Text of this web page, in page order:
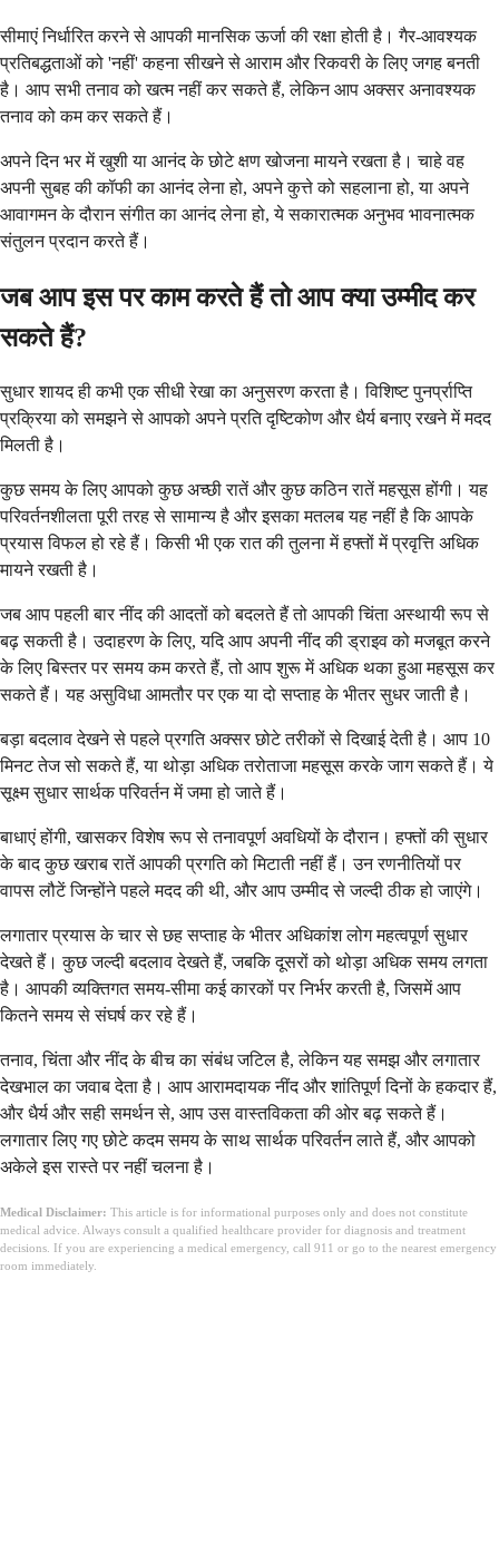
सीमाएं निर्धारित करने से आपकी मानसिक ऊर्जा की रक्षा होती है। गैर-आवश्यक
प्रतिबद्धताओं को 'नहीं' कहना सीखने से आराम और रिकवरी के लिए जगह बनती
है। आप सभी तनाव को खत्म नहीं कर सकते हैं, लेकिन आप अक्सर अनावश्यक
तनाव को कम कर सकते हैं।
अपने दिन भर में खुशी या आनंद के छोटे क्षण खोजना मायने रखता है। चाहे वह
अपनी सुबह की कॉफी का आनंद लेना हो, अपने कुत्ते को सहलाना हो, या अपने
आवागमन के दौरान संगीत का आनंद लेना हो, ये सकारात्मक अनुभव भावनात्मक
संतुलन प्रदान करते हैं।
जब आप इस पर काम करते हैं तो आप क्या उम्मीद कर
सकते हैं?
सुधार शायद ही कभी एक सीधी रेखा का अनुसरण करता है। विशिष्ट पुनर्प्राप्ति
प्रक्रिया को समझने से आपको अपने प्रति दृष्टिकोण और धैर्य बनाए रखने में मदद
मिलती है।
कुछ समय के लिए आपको कुछ अच्छी रातें और कुछ कठिन रातें महसूस होंगी। यह
परिवर्तनशीलता पूरी तरह से सामान्य है और इसका मतलब यह नहीं है कि आपके
प्रयास विफल हो रहे हैं। किसी भी एक रात की तुलना में हफ्तों में प्रवृत्ति अधिक
मायने रखती है।
जब आप पहली बार नींद की आदतों को बदलते हैं तो आपकी चिंता अस्थायी रूप से
बढ़ सकती है। उदाहरण के लिए, यदि आप अपनी नींद की ड्राइव को मजबूत करने
के लिए बिस्तर पर समय कम करते हैं, तो आप शुरू में अधिक थका हुआ महसूस कर
सकते हैं। यह असुविधा आमतौर पर एक या दो सप्ताह के भीतर सुधर जाती है।
बड़ा बदलाव देखने से पहले प्रगति अक्सर छोटे तरीकों से दिखाई देती है। आप 10
मिनट तेज सो सकते हैं, या थोड़ा अधिक तरोताजा महसूस करके जाग सकते हैं। ये
सूक्ष्म सुधार सार्थक परिवर्तन में जमा हो जाते हैं।
बाधाएं होंगी, खासकर विशेष रूप से तनावपूर्ण अवधियों के दौरान। हफ्तों की सुधार
के बाद कुछ खराब रातें आपकी प्रगति को मिटाती नहीं हैं। उन रणनीतियों पर
वापस लौटें जिन्होंने पहले मदद की थी, और आप उम्मीद से जल्दी ठीक हो जाएंगे।
लगातार प्रयास के चार से छह सप्ताह के भीतर अधिकांश लोग महत्वपूर्ण सुधार
देखते हैं। कुछ जल्दी बदलाव देखते हैं, जबकि दूसरों को थोड़ा अधिक समय लगता
है। आपकी व्यक्तिगत समय-सीमा कई कारकों पर निर्भर करती है, जिसमें आप
कितने समय से संघर्ष कर रहे हैं।
तनाव, चिंता और नींद के बीच का संबंध जटिल है, लेकिन यह समझ और लगातार
देखभाल का जवाब देता है। आप आरामदायक नींद और शांतिपूर्ण दिनों के हकदार हैं,
और धैर्य और सही समर्थन से, आप उस वास्तविकता की ओर बढ़ सकते हैं।
लगातार लिए गए छोटे कदम समय के साथ सार्थक परिवर्तन लाते हैं, और आपको
अकेले इस रास्ते पर नहीं चलना है।
Medical Disclaimer: This article is for informational purposes only and does not constitute
medical advice. Always consult a qualified healthcare provider for diagnosis and treatment
decisions. If you are experiencing a medical emergency, call 911 or go to the nearest emergency
room immediately.